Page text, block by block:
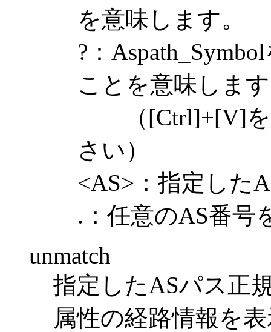
を意味します。
?：
ことを意味しま
（[Ctrl]+[V]を
さい）
<AS>：指定した
.：任意のAS番号
unmatch
指定したASパス正
属性の経路情報を